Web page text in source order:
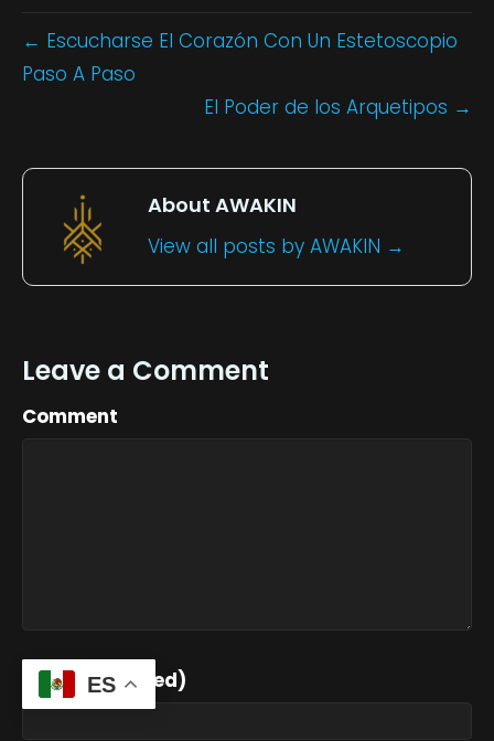
← Escucharse El Corazón Con Un Estetoscopio
Paso A Paso
El Poder de los Arquetipos →
About AWAKIN
View all posts by AWAKIN →
Leave a Comment
Comment
Name (required)
ES